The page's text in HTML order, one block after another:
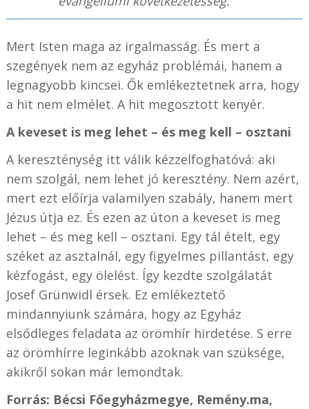
Mert Isten maga az irgalmasság. És mert a
szegények nem az egyház problémái, hanem a
legnagyobb kincsei. Ők emlékeztetnek arra, hogy
a hit nem elmélet. A hit megosztott kenyér.
A keveset is meg lehet – és meg kell – osztani
A kereszténység itt válik kézzelfoghatóvá: aki
nem szolgál, nem lehet jó keresztény. Nem azért,
mert ezt előírja valamilyen szabály, hanem mert
Jézus útja ez. És ezen az úton a keveset is meg
lehet – és meg kell – osztani. Egy tál ételt, egy
széket az asztalnál, egy figyelmes pillantást, egy
kézfogást, egy ölelést. Így kezdte szolgálatát
Josef Grünwidl érsek. Ez emlékeztető
mindannyiunk számára, hogy az Egyház
elsődleges feladata az örömhír hirdetése. S erre
az örömhírre leginkább azoknak van szüksége,
akikről sokan már lemondtak.
Forrás: Bécsi Főegyházmegye, Remény.ma,